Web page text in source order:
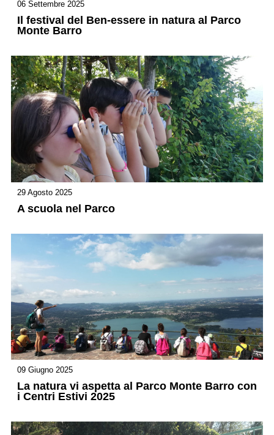
06 Settembre 2025
Il festival del Ben-essere in natura al Parco
Monte Barro
29 Agosto 2025
A scuola nel Parco
09 Giugno 2025
La natura vi aspetta al Parco Monte Barro con
i Centri Estivi 2025